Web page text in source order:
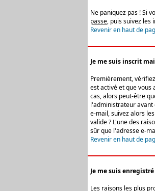
Ne paniquez pas ! Si
passe, puis suivez les
Revenir en haut de
Je me suis inscrit
Premièrement,
est activé et que vous
cas, alors peut-être
l'administrateur avant
e-mail, suivez alors
valide ? L'une des
sûr que l'adresse e-
Revenir en haut de
Je me suis
Les raisons les plus